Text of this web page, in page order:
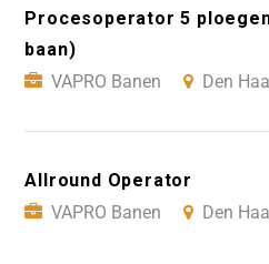
Procesoperator 5
baan)
VAPRO Banen
Den
Allround Operator
VAPRO Banen
Den